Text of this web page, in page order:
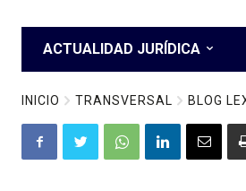
ACTUALIDAD JURÍDICA
INICIO TRANSVERSAL BLOG